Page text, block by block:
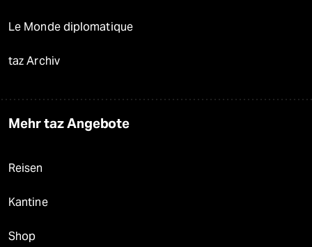
Le Monde diplomatique
taz Archiv
Mehr taz Angebote
Reisen
Kantine
Shop